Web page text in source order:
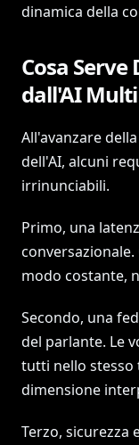
dinamica della
Cosa
dall'AI
All'avanzare
dell'AI, alcuni
irrinunciabili.
Primo, una
modo costante,
Secondo, una
del parlante. Le
tutti nello
dimensione
Terzo, sicurezza